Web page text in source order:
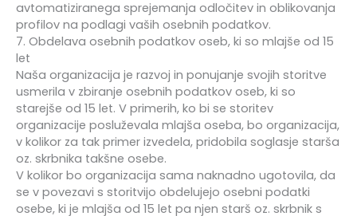
avtomatiziranega sprejemanja odločitev in oblikovanja
profilov na podlagi vaših osebnih podatkov.
7. Obdelava osebnih podatkov oseb, ki so mlajše od 15
let
Naša organizacija je razvoj in ponujanje svojih storitve
usmerila v zbiranje osebnih podatkov oseb, ki so
starejše od 15 let. V primerih, ko bi se storitev
organizacije posluževala mlajša oseba, bo organizacija,
v kolikor za tak primer izvedela, pridobila soglasje starša
oz. skrbnika takšne osebe.
V kolikor bo organizacija sama naknadno ugotovila, da
se v povezavi s storitvijo obdelujejo osebni podatki
osebe, ki je mlajša od 15 let pa njen starš oz. skrbnik s